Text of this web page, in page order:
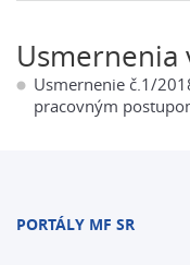
Usmernenia
Usmernenie č.1/
pracovným
PORTÁLY MF SR